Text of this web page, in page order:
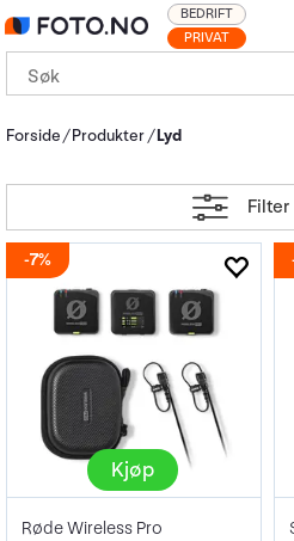
PRIVAT
BEDRIFT
Forside Produkter Lyd
Filter
7%
Kjøp
Røde Wireless Pro